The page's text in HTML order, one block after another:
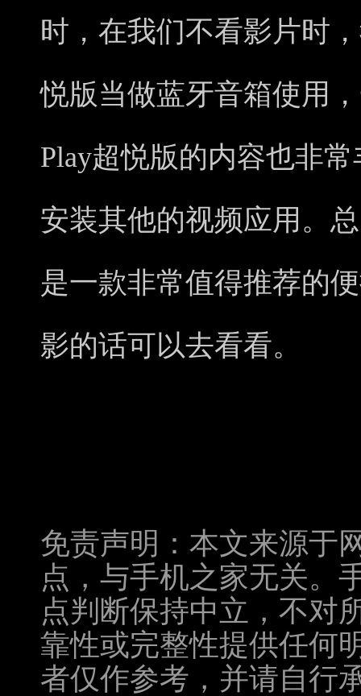
时，在我们不看影片时
悦版当做蓝牙音箱使用
Play超悦版的内容也非
安装其他的视频应用。
是一款非常值得推荐的
影的话可以去看看。
免责声明：本文来源于
点，与手机之家无关。
点判断保持中立，不对
靠性或完整性提供任何
者仅作参考，并请自行